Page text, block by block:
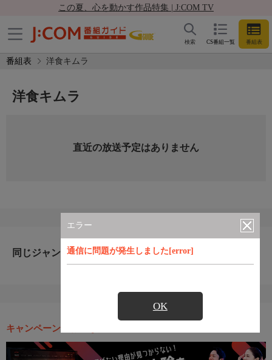
この夏、心を動かす作品特集 | J:COM TV
CS番組一覧 番組表
検索
番組表 洋食キムラ
エラー
通信に問題が発生しました[error]
OK
洋食キムラ
直近の放送予定はありません
同じジャンルのおすすめ番組
キャンペーン・お得な情報